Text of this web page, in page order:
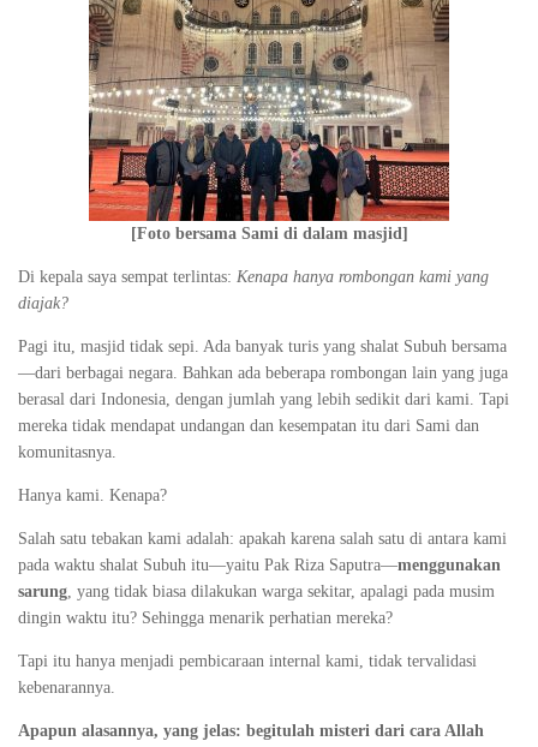
[Foto bersama Sami di dalam masjid]
Di kepala saya sempat terlintas: Kenapa hanya rombongan kami yang
diajak?
Pagi itu, masjid tidak sepi. Ada banyak turis yang shalat Subuh bersama
—dari berbagai negara. Bahkan ada beberapa rombongan lain yang juga
berasal dari Indonesia, dengan jumlah yang lebih sedikit dari kami. Tapi
mereka tidak mendapat undangan dan kesempatan itu dari Sami dan
komunitasnya.
Hanya kami. Kenapa?
Salah satu tebakan kami adalah: apakah karena salah satu di antara kami
pada waktu shalat Subuh itu—yaitu Pak Riza Saputra—menggunakan
sarung, yang tidak biasa dilakukan warga sekitar, apalagi pada musim
dingin waktu itu? Sehingga menarik perhatian mereka?
Tapi itu hanya menjadi pembicaraan internal kami, tidak tervalidasi
kebenarannya.
Apapun alasannya, yang jelas: begitulah misteri dari cara Allah